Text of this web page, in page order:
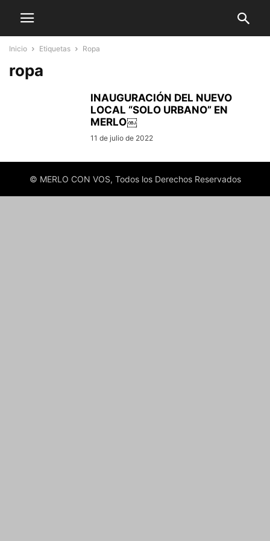
Inicio Etiquetas Ropa
ropa
INAUGURACIÓN DEL NUEVO
LOCAL “SOLO URBANO” EN
MERLO￼
11 de julio de 2022
© MERLO CON VOS, Todos los Derechos Reservados